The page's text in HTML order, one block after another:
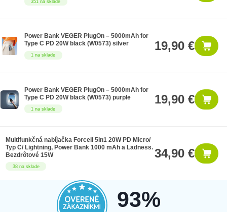
351 na sklade
1 na sklade
Power Bank VEGER PlugOn – 5000mAh for
Type C PD 20W black (W0573) silver
19,90 €
1 na sklade
Power Bank VEGER PlugOn – 5000mAh for
Type C PD 20W black (W0573) purple
19,90 €
38 na sklade
Multifunkčná nabíjačka Forcell 5in1 20W PD Micro/
Typ C/ Lightning, Power Bank 1000 mAh a Ladness.
Bezdrôtové 15W
34,90 €
93%